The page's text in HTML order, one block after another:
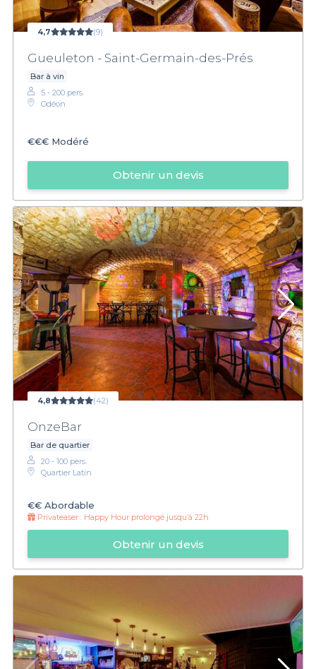
4,7 (9)
Gueuleton - Saint-Germain-des-Prés
Bar à vin
5 - 200 pers.
Odéon
€€€ Modéré
Obtenir un devis
4,8 (42)
OnzeBar
Bar de quartier
20 - 100 pers.
Quartier Latin
€€ Abordable
Privateaser : Happy Hour prolongé jusqu’à 22h
Obtenir un devis